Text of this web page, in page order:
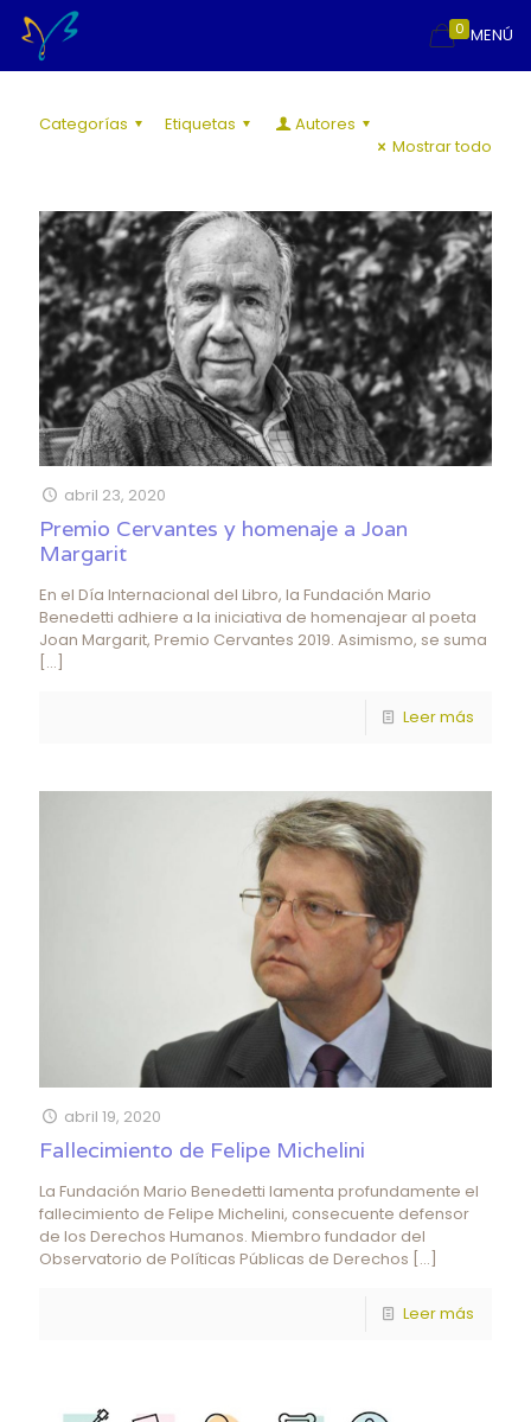
MENÚ
0
Categorías Etiquetas
Autores
Mostrar todo
abril 23, 2020
Premio Cervantes y homenaje a Joan
Margarit
En el Día Internacional del Libro, la Fundación Mario
Benedetti adhiere a la iniciativa de homenajear al poeta
Joan Margarit, Premio Cervantes 2019. Asimismo, se suma
[…]
Leer más
abril 19, 2020
Fallecimiento de Felipe Michelini
La Fundación Mario Benedetti lamenta profundamente el
fallecimiento de Felipe Michelini, consecuente defensor
de los Derechos Humanos. Miembro fundador del
Observatorio de Políticas Públicas de Derechos […]
Leer más